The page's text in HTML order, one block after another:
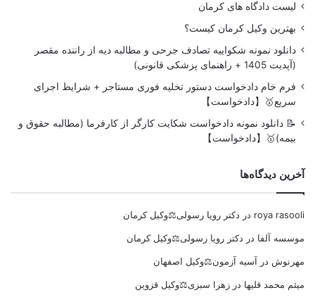
لیست دادگاه های کرمان
بهترین وکیل کرمان کیست؟
دانلود نمونه شکواییه تصادف جرحی و مطالبه دیه از راننده مقصر
(آپدیت 1405 + راهنمای پزشکی قانونی)
فرم خام دادخواست دستور تخلیه فوری مستاجر + شرایط اجرای
سریع🥇【دادخواست】
📝 دانلود نمونه دادخواست شکایت کارگر از کارفرما (مطالبه حقوق و
بیمه)🥇【دادخواست】
آخرین دیدگاه‌ها
roya rasooli در دکتر رویا رسولی⚖️وکیل کرمان
موسسه آلفا در دکتر رویا رسولی⚖️وکیل کرمان
مهرنوش در آسیه آزمون⚖️وکیل اصفهان
میثم محمد قلیها در زهرا سبزی⚖️وکیل قزوین